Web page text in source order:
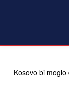
Kosovo bi